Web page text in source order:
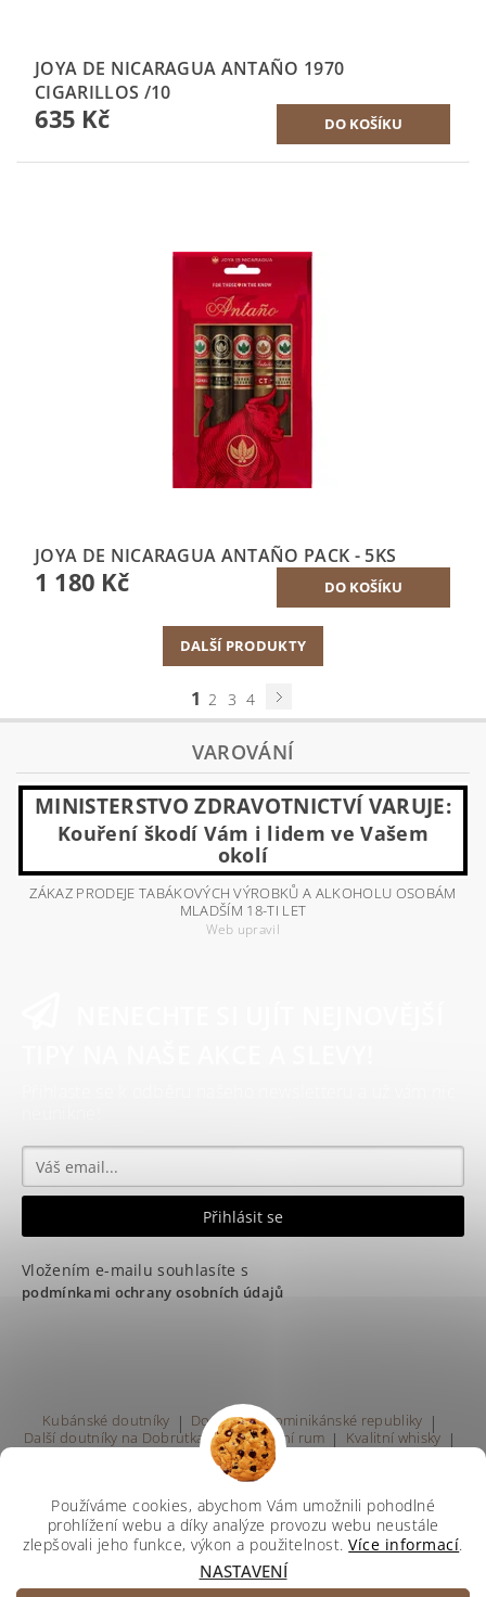
JOYA DE NICARAGUA ANTAÑO 1970
CIGARILLOS /10
635 Kč
JOYA DE NICARAGUA ANTAÑO PACK - 5KS
1 180 Kč
DALŠÍ PRODUKTY
1 2 3 4
VAROVÁNÍ
MINISTERSTVO ZDRAVOTNICTVÍ VARUJE:
Kouření škodí Vám i lidem ve Vašem
okolí
ZÁKAZ PRODEJE TABÁKOVÝCH VÝROBKŮ A ALKOHOLU OSOBÁM
MLADŠÍM 18-TI LET
Web upravil
Vložením e-mailu souhlasíte s
podmínkami ochrany osobních údajů
Kubánské doutníky | Doutníky z Dominikánské republiky |
Další doutníky na Dobrutka.eu | Kvalitní rum | Kvalitní whisky |
Prodej rumu Praha
2026 ©Svetdoutniku, všechna práva vyhrazenaUpravit nastavení cookies
Používáme cookies, abychom Vám umožnili pohodlné
prohlížení webu a díky analýze provozu webu neustále
zlepšovali jeho funkce, výkon a použitelnost.Více informací.
NASTAVENÍ